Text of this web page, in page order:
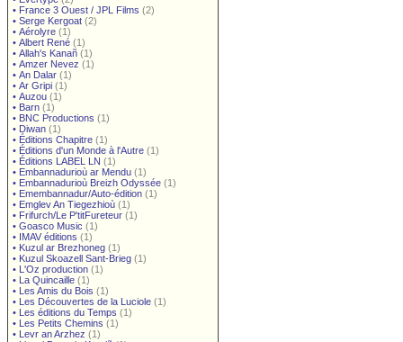
• France 3 Ouest / JPL Films (2)
• Serge Kergoat (2)
• Aérolyre (1)
• Albert René (1)
• Allah's Kanañ (1)
• Amzer Nevez (1)
• An Dalar (1)
• Ar Gripi (1)
• Auzou (1)
• Barn (1)
• BNC Productions (1)
• Diwan (1)
• Éditions Chapitre (1)
• Éditions d'un Monde à l'Autre (1)
• Éditions LABEL LN (1)
• Embannadurioù ar Mendu (1)
• Embannadurioù Breizh Odyssée (1)
• Emembannadur/Auto-édition (1)
• Emglev An Tiegezhioù (1)
• Frifurch/Le P'titFureteur (1)
• Goasco Music (1)
• IMAV éditions (1)
• Kuzul ar Brezhoneg (1)
• Kuzul Skoazell Sant-Brieg (1)
• L'Oz production (1)
• La Quincaille (1)
• Les Amis du Bois (1)
• Les Découvertes de la Luciole (1)
• Les éditions du Temps (1)
• Les Petits Chemins (1)
• Levr an Arzhez (1)